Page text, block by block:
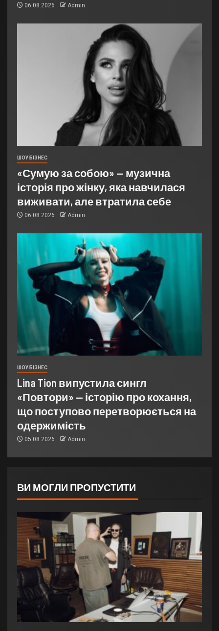
06.08.2026 Admin
ШОУ БІЗНЕС
«Сумую за собою» — музична
історія про жінку, яка навчилася
виживати, але втратила себе
06.08.2026 Admin
ШОУ БІЗНЕС
Lina Tion випустила сингл
«Повтори» — історію про кохання,
що поступово перетворюється на
одержимість
05.08.2026 Admin
ВИ МОГЛИ ПРОПУСТИТИ